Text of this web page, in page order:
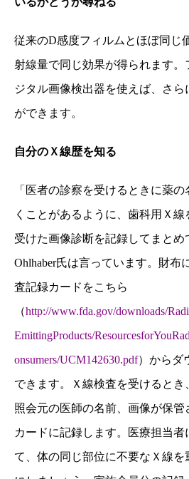
従来のD感度フィルムとほぼ同じ
射線量で同じ効果が得られます
ジタル画像検出器を使えば、さら
ができます。
自分の Ｘ線歴を知る
「医者の診察を受けるときに薬
くことがあるように、歯科用Ｘ
受けた画像診断を記録してまとめ
Ohlhaber氏は言っています。財布
査記録カードをこちら
（http://www.fda.gov/downloads/
EmittingProducts/
onsumers/UCM142630.pdf）からダ
できます。Ｘ線検査を受けるとき
照会元の医師の名前、画像が保
カードに記録します。医療担当
て、体の同じ部位に不要なＸ線を